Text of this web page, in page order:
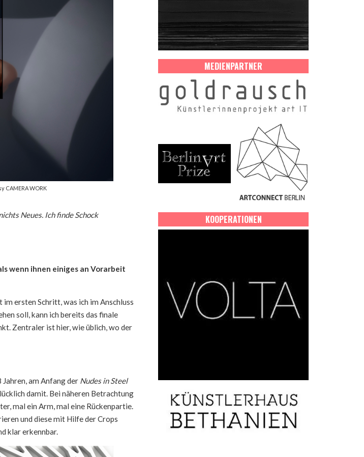
CAMERA WORK
Neues. Ich finde Schock
wenn ihnen einiges an Vorarbeit
ersten Schritt, was ich im Anschluss
soll, kann ich bereits das finale
Zentraler ist hier, wie üblich, wo der
Jahren, am Anfang der Nudes in Steel
damit. Bei näheren Betrachtung
mal ein Arm, mal eine Rückenpartie.
und diese mit Hilfe der Crops
klar erkennbar.
MEDIENPARTNER
KOOPERATIONEN